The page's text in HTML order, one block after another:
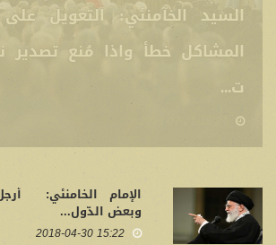
الامام الخامنئي: الجمهورية
الى جانب الشعوب
وتدع...
الإمام الخامنئي:
وبعض الدّول...
15:22 2018-04-30